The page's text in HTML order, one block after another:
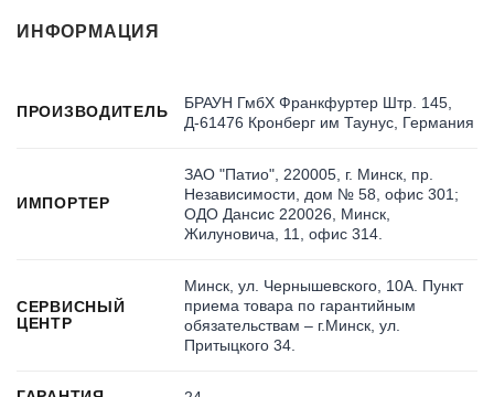
ИНФОРМАЦИЯ
ПРОИЗВОДИТЕЛЬ
БРАУН ГмбХ Франкфуртер Штр. 145,
Д-61476 Кронберг им Таунус, Германия
ИМПОРТЕР
ЗАО "Патио", 220005, г. Минск, пр.
Независимости, дом № 58, офис 301;
ОДО Дансис 220026, Минск,
Жилуновича, 11, офис 314.
СЕРВИСНЫЙ
ЦЕНТР
Минск, ул. Чернышевского, 10А. Пункт
приема товара по гарантийным
обязательствам – г.Минск, ул.
Притыцкого 34.